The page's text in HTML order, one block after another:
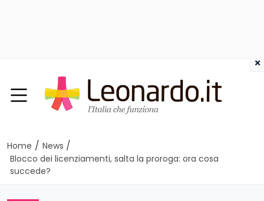
Home / News /
Blocco dei licenziamenti, salta la proroga: ora cosa
succede?
×